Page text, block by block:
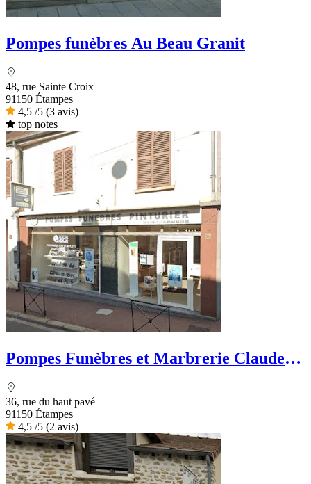
Pompes funèbres Au Beau Granit
48, rue Sainte Croix
91150 Étampes
4,5 /5 (3 avis)
top notes
Pompes Funèbres et Marbrerie Claude
36, rue du haut pavé
91150 Étampes
4,5 /5 (2 avis)